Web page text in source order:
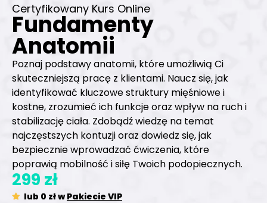
Certyfikowany Kurs Online
Fundamenty
Anatomii
Poznaj podstawy anatomii, które umożliwią Ci
skuteczniejszą pracę z klientami. Naucz się, jak
identyfikować kluczowe struktury mięśniowe i
kostne, zrozumieć ich funkcje oraz wpływ na ruch i
stabilizację ciała. Zdobądź wiedzę na temat
najczęstszych kontuzji oraz dowiedz się, jak
bezpiecznie wprowadzać ćwiczenia, które
poprawią mobilność i siłę Twoich podopiecznych.
299 zł
lub 0 zł wPakiecie VIP